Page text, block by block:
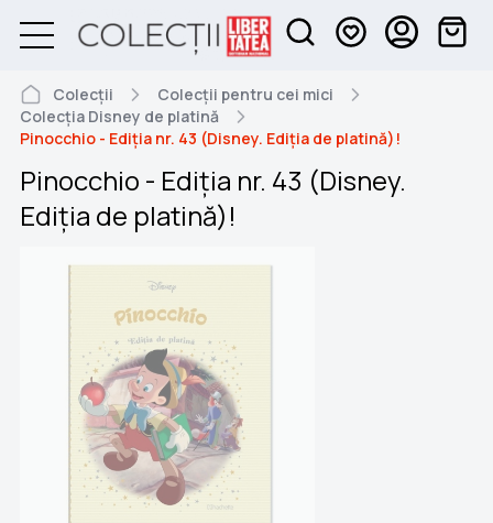
Colecții
Colecții pentru cei mici
Colecția Disney de platină
Pinocchio - Ediția nr. 43 (Disney. Ediția de platină)!
Pinocchio - Ediția nr. 43 (Disney.
Ediția de platină)!